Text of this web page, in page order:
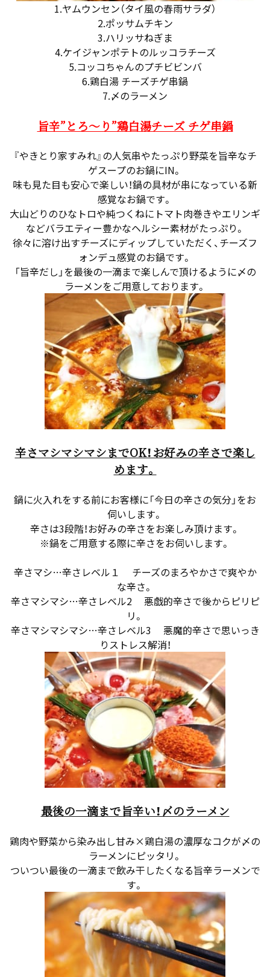
1.ヤムウンセン（タイ風の春雨サラダ）
2.ポッサムチキン
3.ハリッサねぎま
4.ケイジャンポテトのルッコラチーズ
5.コッコちゃんのプチビビンバ
6.鶏白湯 チーズチゲ串鍋
7.〆のラーメン
旨辛”とろ～り”鶏白湯チーズ チゲ串鍋
『やきとり家すみれ』の人気串やたっぷり野菜を旨辛なチ
ゲスープのお鍋にIN。
味も見た目も安心で楽しい！鍋の具材が串になっている新
感覚なお鍋です。
大山どりのひなトロや純つくねにトマト肉巻きやエリンギ
などバラエティー豊かなヘルシー素材がたっぷり。
徐々に溶け出すチーズにディップしていただく、チーズフ
ォンデュ感覚のお鍋です。
「旨辛だし」を最後の一滴まで楽しんで頂けるように〆の
ラーメンをご用意しております。
辛さマシマシマシまでOK！お好みの辛さで楽し
めます。
鍋に火入れをする前にお客様に「今日の辛さの気分」をお
伺いします。
辛さは3段階！お好みの辛さをお楽しみ頂けます。
※鍋をご用意する際に辛さをお伺いします。
辛さマシ…辛さレベル１ チーズのまろやかさで爽やか
な辛さ。
辛さマシマシ…辛さレベル2 悪戯的辛さで後からピリピ
リ。
辛さマシマシマシ…辛さレベル3 悪魔的辛さで思いっき
りストレス解消！
最後の一滴まで旨辛い！〆のラーメン
鶏肉や野菜から染み出し甘み×鶏白湯の濃厚なコクが〆の
ラーメンにピッタリ。
ついつい最後の一滴まで飲み干したくなる旨辛ラーメンで
す。